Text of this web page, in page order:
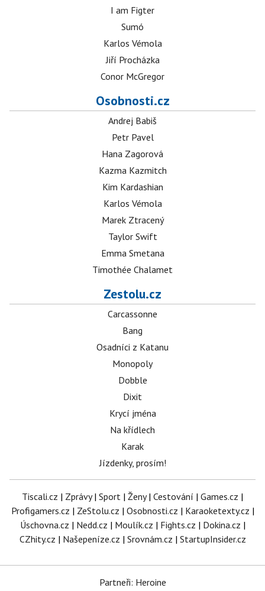
I am Figter
Sumó
Karlos Vémola
Jiří Procházka
Conor McGregor
Osobnosti.cz
Andrej Babiš
Petr Pavel
Hana Zagorová
Kazma Kazmitch
Kim Kardashian
Karlos Vémola
Marek Ztracený
Taylor Swift
Emma Smetana
Timothée Chalamet
Zestolu.cz
Carcassonne
Bang
Osadníci z Katanu
Monopoly
Dobble
Dixit
Krycí jména
Na křídlech
Karak
Jízdenky, prosím!
Tiscali.cz | Zprávy| Sport | Ženy| Cestování | Games.cz |
Profigamers.cz | ZeStolu.cz | Osobnosti.cz | Karaoketexty.cz |
Úschovna.cz | Nedd.cz | Moulík.cz | Fights.cz | Dokina.cz |
CZhity.cz | Našepeníze.cz | Srovnám.cz | StartupInsider.cz
Partneři: Heroine